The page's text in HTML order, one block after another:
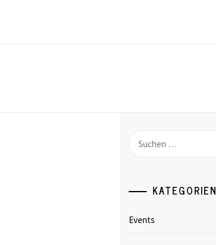
nach:
KATEGORIEN
Events